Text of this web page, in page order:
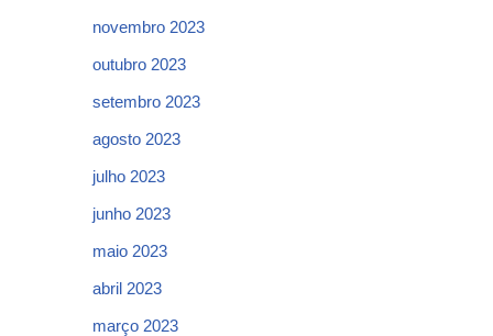
novembro 2023
outubro 2023
setembro 2023
agosto 2023
julho 2023
junho 2023
maio 2023
abril 2023
março 2023